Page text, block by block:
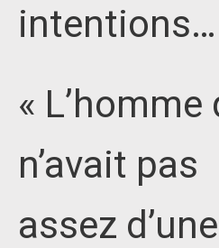
intentions…
« L’homme
n’avait pas
assez d’une